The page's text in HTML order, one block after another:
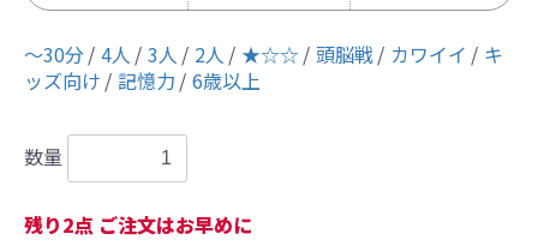
〜30分 4人 3人 2人 ★☆☆ 頭脳戦 カワイイ
キ
ッズ向け
記憶力 6歳以上
数量
残り2点 ご注文はお早めに